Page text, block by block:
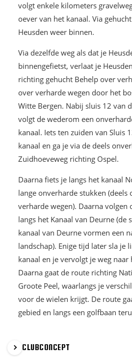
volgt enkele kilometers
oever van het kanaal. Via
Heusden weer binnen.
Via dezelfde weg als dat je
binnengefietst, verlaat je
richting gehucht Behelp over
over verharde wegen door het
Witte Bergen. Nabij sluis 12 van
volgt de wederom een
kanaal. Iets ten zuiden van Sluis
kanaal en ga je via de deels
Zuidhoeveweg richting Ospel.
Daarna fiets je langs het kanaal
lange onverharde stukken
verharde wegen). Daarna volgen
langs het Kanaal van Deurne (de
kanaal van Deurne vormen een
landschap). Enige tijd later sla je
kanaal en je vervolgt je weg
Daarna gaat de route richting
Groote Peel, waarlangs je
voor de wielen krijgt. De route
gebied en langs een golfbaan
PRIMAIRE
CLUBCONCEPT